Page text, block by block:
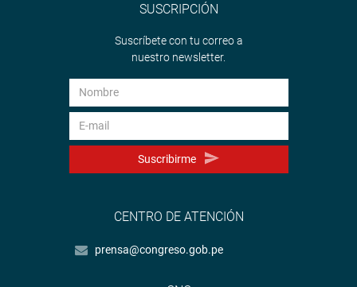
SUSCRIPCIÓN
Suscríbete con tu correo a
nuestro newsletter.
Suscribirme
CENTRO DE ATENCIÓN
prensa@congreso.gob.pe